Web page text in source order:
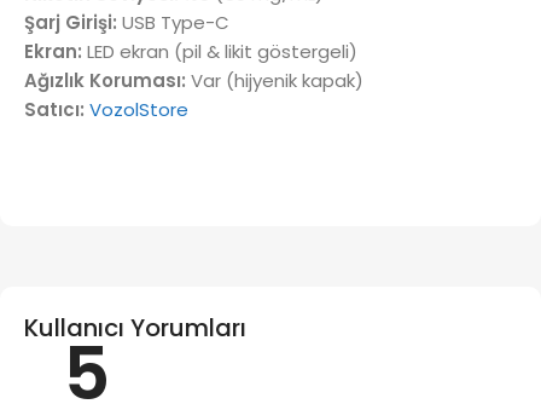
Şarj Girişi: USB Type-C
Ekran: LED ekran (pil & likit göstergeli)
Ağızlık Koruması: Var (hijyenik kapak)
Satıcı: VozolStore
Kullanıcı Yorumları
5